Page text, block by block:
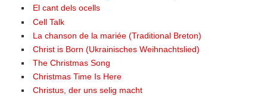
El cant dels ocells
Cell Talk
La chanson de la mariée (Traditional Breton)
Christ is Born (Ukrainisches Weihnachtslied)
The Christmas Song
Christmas Time Is Here
Christus, der uns selig macht